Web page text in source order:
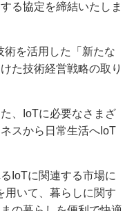
る協定を締結いたしま
術を活用した「新たな
た技術経営戦略の取り
、IoTに必要なさまざ
スから日常生活へIoT
IoTに関連する市場に
用いて、暮らしに関す